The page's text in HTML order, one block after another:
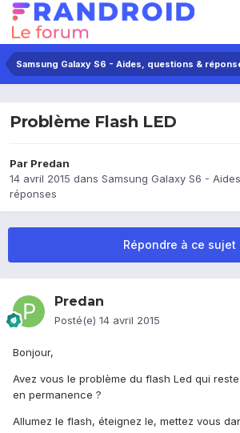
Samsung Galaxy S6 - Aides, questions &
Problème Flash LED
Par Predan
14 avril 2015 dans Samsung Galaxy S6 -
réponses
Répondre à ce sujet
Predan
Posté(e) 14 avril 2015
Bonjour,
Avez vous le problème du flash Led qui
en permanence ?
Allumez le flash, éteignez le, mettez vous